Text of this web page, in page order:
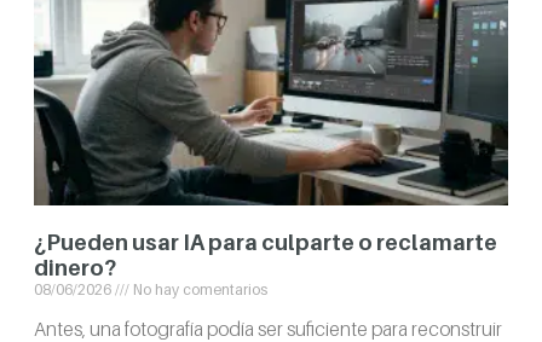
¿Pueden usar IA para culparte o reclamarte
dinero?
08/06/2026 No hay comentarios
Antes, una fotografía podía ser suficiente para reconstruir